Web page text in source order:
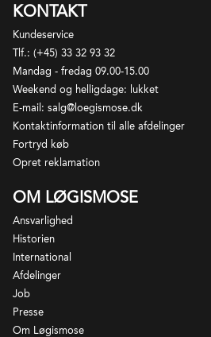
KONTAKT
Kundeservice
Tlf.: (+45) 33 32 93 32
Mandag - fredag 09.00-15.00
Weekend og helligdage: lukket
E-mail: salg@loegismose.dk
Kontaktinformation til alle afdelinger
Fortryd køb
Opret reklamation
OM LØGISMOSE
Ansvarlighed
Historien
International
Afdelinger
Job
Presse
Om Løgismose